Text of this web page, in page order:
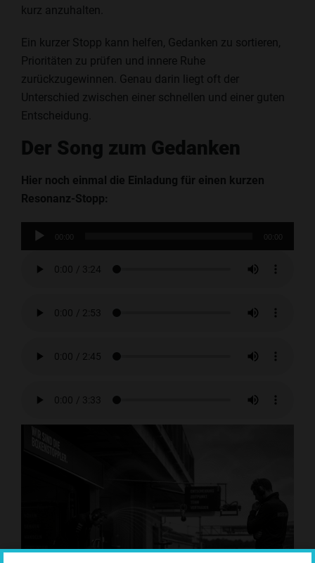
kurz anzuhalten.
Ein kurzer Stopp kann helfen, Gedanken zu sortieren,
Prioritäten zu prüfen und innere Ruhe
zurückzugewinnen. Genau darin liegt oft der
Unterschied zwischen einer schnellen und einer guten
Entscheidung.
Der Song zum Gedanken
Hier noch einmal die Einladung für einen kurzen
Resonanz-Stopp:
Audio-
Player
00:00 00:00